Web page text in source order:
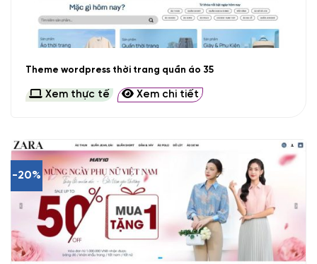
Theme wordpress thời trang quần áo 35
Xem thực tế Xem chi tiết
-20%